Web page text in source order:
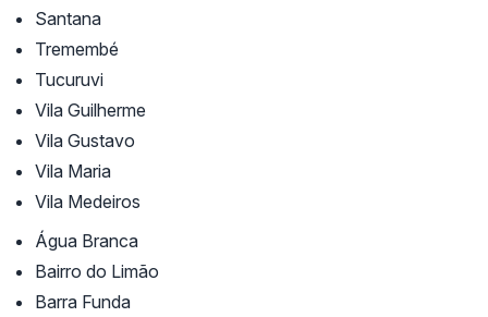
Santana
Tremembé
Tucuruvi
Vila Guilherme
Vila Gustavo
Vila Maria
Vila Medeiros
Água Branca
Bairro do Limão
Barra Funda